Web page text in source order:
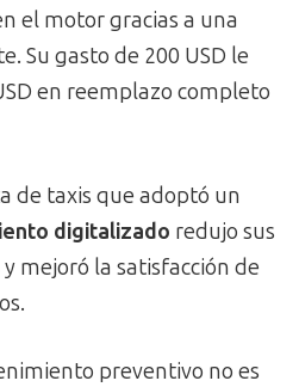
el motor gracias a una
Su gasto de 200 USD le
en reemplazo completo
de taxis que adoptó un
digitalizado redujo sus
mejoró la satisfacción de
preventivo no es